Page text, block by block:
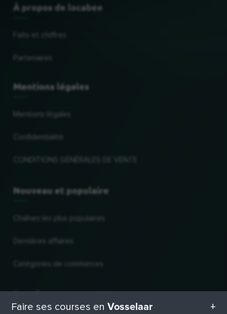
À propos de locabee
Mentions légales
Nouveau et populaire
Pour les commerçants
Faire ses courses en Vosselaar